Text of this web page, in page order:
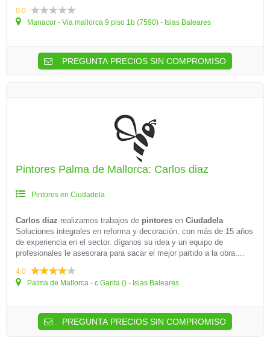
0.0
Manacor - Via mallorca 9 piso 1b (7590) - Islas Baleares
PREGUNTA PRECIOS SIN COMPROMISO
Pintores Palma de Mallorca: Carlos diaz
Pintores en Ciudadela
Carlos diaz realizamos trabajos de pintores en Ciudadela
Soluciones integrales en reforma y decoración, con más de 15 años
de experiencia en el sector. díganos su idea y un equipo de
profesionales le asesorara para sacar el mejor partido a la obra....
4.0
Palma de Mallorca - c Garita () - Islas Baleares
PREGUNTA PRECIOS SIN COMPROMISO